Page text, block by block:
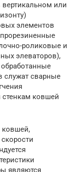
вертикальном или
элементов
роликовые и
элеваторов),
служат сварные
ковшей
ковшей,
являются